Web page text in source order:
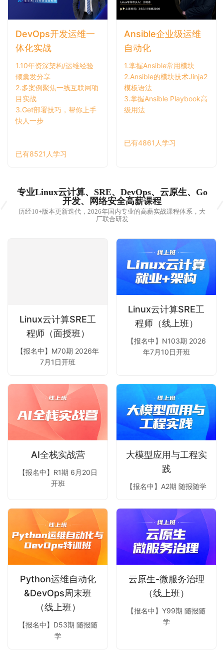
DevOps开发运维一
体化实战
1.10年资深架构/运维经验
倾囊发分享
2.多案例聚焦一线互联网项
目实战
3.Get部署技巧，帮你上手
快人一步
已有8521人学习
Ansible企业级运维
自动化
1.掌握Ansible常用模块
2.Ansible的模块技术Jinja2
模板语法
3.掌握Ansible Playbook高
级用法
已有4861人学习
专业Linux云计算、SRE、DevOps、云原生、Go
开发、网络安全高薪课程
历经10+版本更新迭代，2026年国内专业的高薪实战课程体系，大
厂联合研发
Linux云计算SRE工
程师（面授班）
【报名中】M70期 2026年
7月1日开班
Linux云计算SRE工
程师（线上班）
【报名中】N103期 2026
年7月10日开班
AI全栈实战营
【报名中】R1期 6月20日
开班
大模型应用与工程实
践
【报名中】A2期 随报随学
Python运维自动化
&DevOps周末班
（线上班）
【报名中】D53期 随报随
学
云原生-微服务治理
（线上班）
【报名中】Y99期 随报随
学